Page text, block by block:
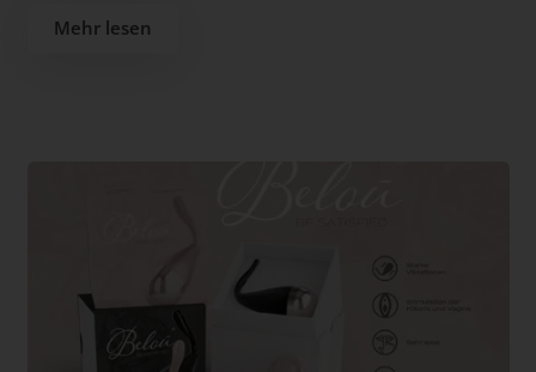
Mehr lesen